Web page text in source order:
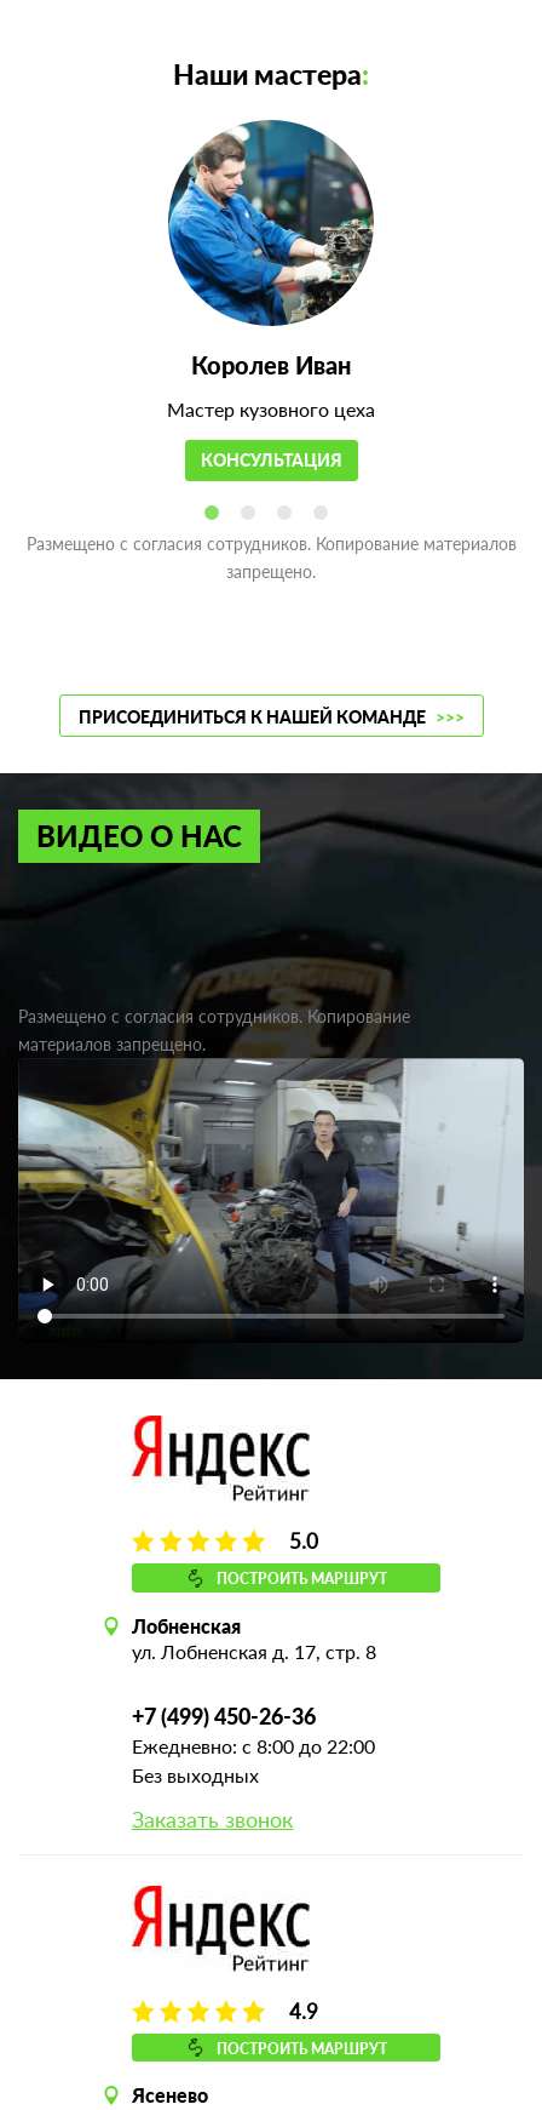
Наши мастера:
Королев Иван
Мастер кузовного цеха
КОНСУЛЬТАЦИЯ
Размещено с согласия сотрудников. Копирование материалов
запрещено.
ПРИСОЕДИНИТЬСЯ К НАШЕЙ КОМАНДЕ >>>
ВИДЕО О НАС
Размещено с согласия сотрудников. Копирование
материалов запрещено.
5.0
ПОСТРОИТЬ МАРШРУТ
Лобненская
ул. Лобненская д. 17, стр. 8
+7 (499) 450-26-36
Ежедневно: с 8:00 до 22:00
Без выходных
Заказать звонок
4.9
ПОСТРОИТЬ МАРШРУТ
Ясенево